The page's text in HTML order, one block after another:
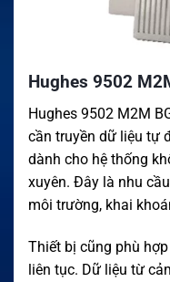
Hughes 9502
Hughes 9502 M2M
cần truyền dữ liệu tự
dành cho hệ thống
xuyên. Đây là nhu
môi trường, khai
Thiết bị cũng phù
liên tục. Dữ liệu từ